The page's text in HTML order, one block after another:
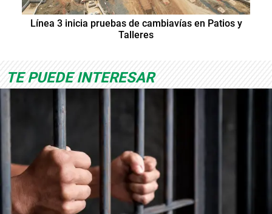
Línea 3 inicia pruebas de cambiavías en Patios y
Talleres
TE PUEDE INTERESAR